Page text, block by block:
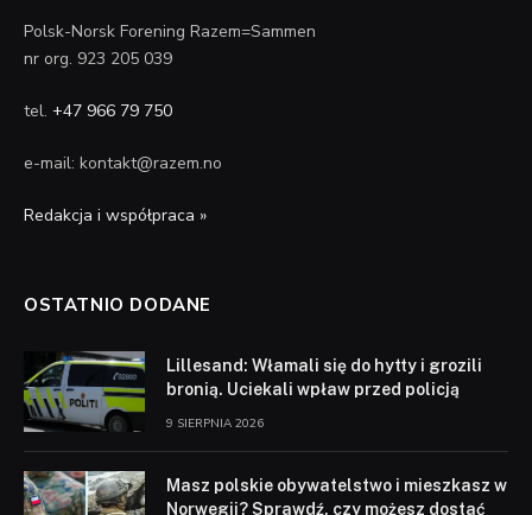
Polsk-Norsk Forening Razem=Sammen
nr org. 923 205 039
tel. +47 966 79 750
e-mail: kontakt@razem.no
Redakcja i współpraca »
OSTATNIO DODANE
Lillesand: Włamali się do hytty i grozili
bronią. Uciekali wpław przed policją
9 SIERPNIA 2026
Masz polskie obywatelstwo i mieszkasz w
Norwegii? Sprawdź, czy możesz dostać